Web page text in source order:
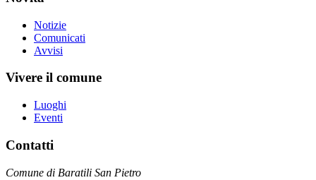
Notizie
Comunicati
Avvisi
Vivere il comune
Luoghi
Eventi
Contatti
Comune di Baratili San Pietro